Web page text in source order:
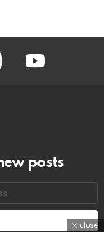
youtube
posts
close